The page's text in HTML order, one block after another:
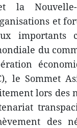
la Nouvelle-
et
importants
du
le Sommet
​lors des
des